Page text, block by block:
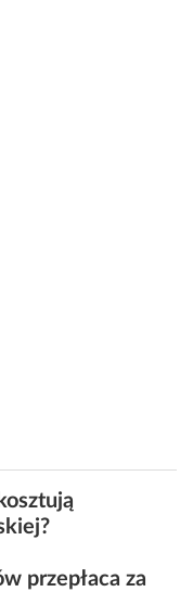
przepłaca za